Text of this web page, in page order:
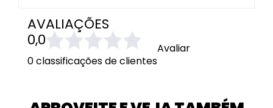
AVALIAÇÕES
0,0
0 classificações de clientes
Avaliar